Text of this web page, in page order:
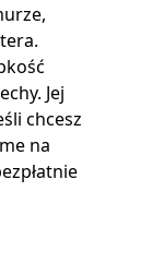
Jej
chcesz
na